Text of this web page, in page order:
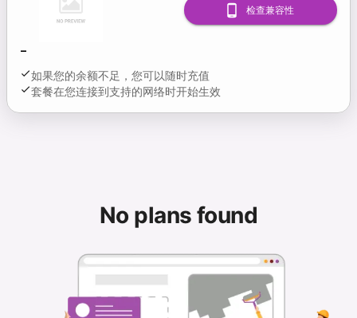
-
如果您的余额不足，您可以随时充值
套餐在您连接到支持的网络时开始生效
检查兼容性
No plans found